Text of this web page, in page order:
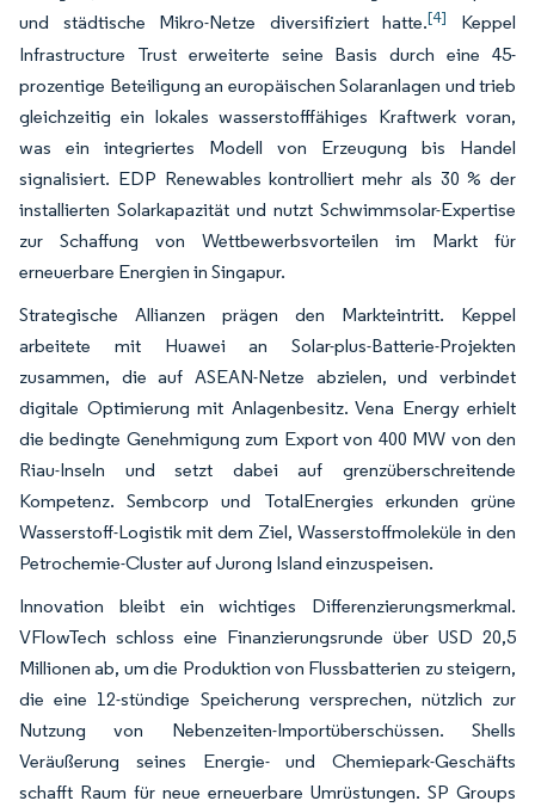
und städtische Mikro-Netze diversifiziert hatte.[4]
Keppel
Infrastructure Trust erweiterte seine Basis durch eine 45-
prozentige Beteiligung an europäischen Solaranlagen und trieb
gleichzeitig ein lokales wasserstofffähiges Kraftwerk voran,
was ein integriertes Modell von Erzeugung bis Handel
signalisiert. EDP Renewables kontrolliert mehr als 30 % der
installierten Solarkapazität und nutzt Schwimmsolar-Expertise
zur Schaffung von Wettbewerbsvorteilen im Markt für
erneuerbare Energien in Singapur.
Strategische Allianzen prägen den Markteintritt. Keppel
arbeitete mit Huawei an Solar-plus-Batterie-Projekten
zusammen, die auf ASEAN-Netze abzielen, und verbindet
digitale Optimierung mit Anlagenbesitz. Vena Energy erhielt
die bedingte Genehmigung zum Export von 400 MW von den
Riau-Inseln und setzt dabei auf grenzüberschreitende
Kompetenz. Sembcorp und TotalEnergies erkunden grüne
Wasserstoff-Logistik mit dem Ziel, Wasserstoffmoleküle in den
Petrochemie-Cluster auf Jurong Island einzuspeisen.
Innovation bleibt ein wichtiges Differenzierungsmerkmal.
VFlowTech schloss eine Finanzierungsrunde über USD 20,5
Millionen ab, um die Produktion von Flussbatterien zu steigern,
die eine 12-stündige Speicherung versprechen, nützlich zur
Nutzung von Nebenzeiten-Importüberschüssen. Shells
Veräußerung seines Energie- und Chemiepark-Geschäfts
schafft Raum für neue erneuerbare Umrüstungen. SP Groups